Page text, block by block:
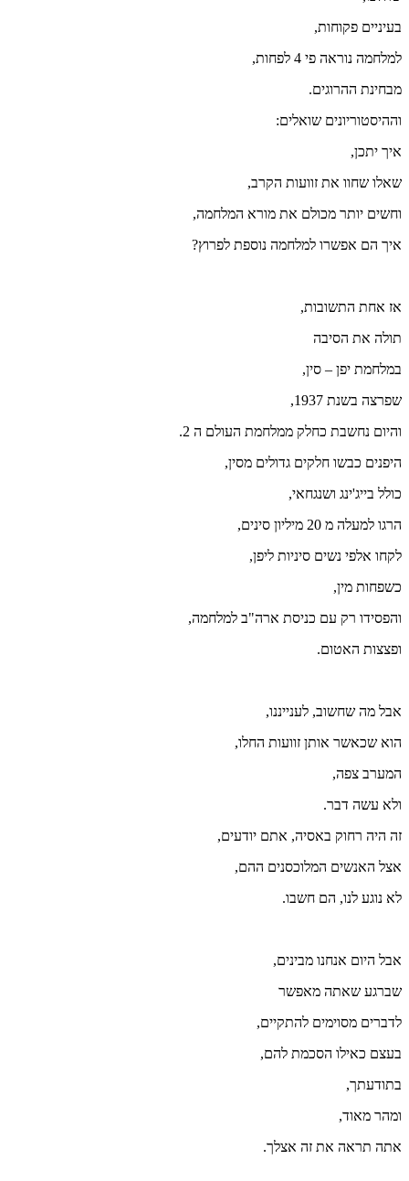
בעיניים פקוחות,
למלחמה נוראה פי 4 לפחות,
מבחינת ההרוגים.
וההיסטוריונים שואלים:
איך יתכן,
שאלו שחוו את זוועות הקרב,
וחשים יותר מכולם את מורא המלחמה,
איך הם אפשרו למלחמה נוספת לפרוץ?
אז אחת התשובות,
תולה את הסיבה
במלחמת יפן – סין,
שפרצה בשנת 1937,
והיום נחשבת כחלק ממלחמת העולם ה 2.
היפנים כבשו חלקים גדולים מסין,
כולל בייג'ינג ושנגחאי,
הרגו למעלה מ 20 מיליון סינים,
לקחו אלפי נשים סיניות ליפן,
כשפחות מין,
והפסידו רק עם כניסת ארה"ב למלחמה,
ופצצות האטום.
אבל מה שחשוב, לענייננו,
הוא שכאשר אותן זוועות החלו,
המערב צפה,
ולא עשה דבר.
זה היה רחוק באסיה, אתם יודעים,
אצל האנשים המלוכסנים ההם,
לא נוגע לנו, הם חשבו.
אבל היום אנחנו מבינים,
שברגע שאתה מאפשר
לדברים מסוימים להתקיים,
בעצם כאילו הסכמת להם,
בתודעתך,
ומהר מאוד,
אתה תראה את זה אצלך.